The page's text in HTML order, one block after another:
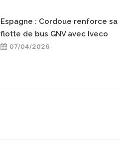
Espagne : Cordoue renforce sa
flotte de bus GNV avec Iveco
07/04/2026